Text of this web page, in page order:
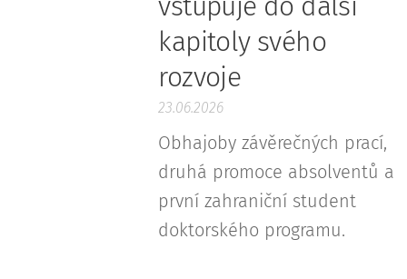
kapitoly svého
rozvoje
23.06.2026
Obhajoby závěrečných prací,
druhá promoce absolventů a
první zahraniční student
doktorského programu.